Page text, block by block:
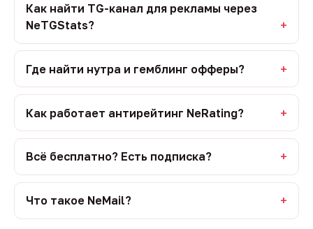
Как найти TG-канал для рекламы через
NeTGStats?
Где найти нутра и гемблинг офферы?
Как работает антирейтинг NeRating?
Всё бесплатно? Есть подписка?
Что такое NeMail?